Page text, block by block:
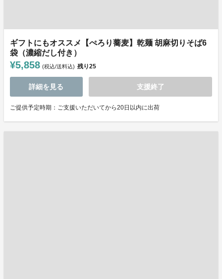
ギフトにもオススメ【ぺろり蕎麦】乾麺 胡麻切りそば6
袋（濃縮だし付き）
¥5,858 (税込/送料込) 残り25
詳細を見る 支援終了
ご提供予定時期：ご支援いただいてから20日以内に出荷